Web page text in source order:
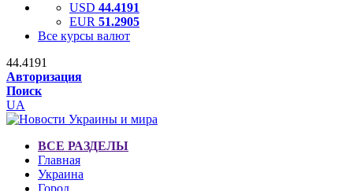
USD 44.4191
EUR 51.2905
Все курсы валют
44.4191
Авторизация
Поиск
UA
ВСЕ РАЗДЕЛЫ
Главная
Украина
Город